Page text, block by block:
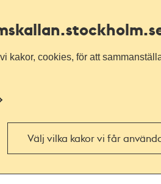
kakor, cookies, för att
Välj vilka kakor vi får